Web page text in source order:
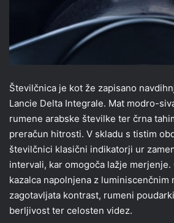
Številčnica je kot že zapisano
Lancie Delta Integrale. Mat modro-
rumene arabske številke ter črna
preračun hitrosti. V skladu s tistim
številčnici klasični indikatorji ur
intervali, kar omogoča lažje
kazalca napolnjena z luminiscenčnim
zagotavljata kontrast, rumeni
berljivost ter celosten videz.